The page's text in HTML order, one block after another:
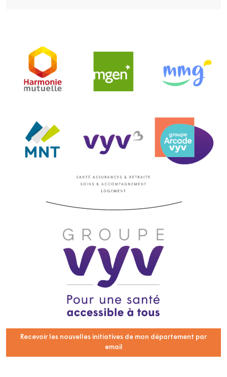
Recevoir les nouvelles initiatives de mon département par
email